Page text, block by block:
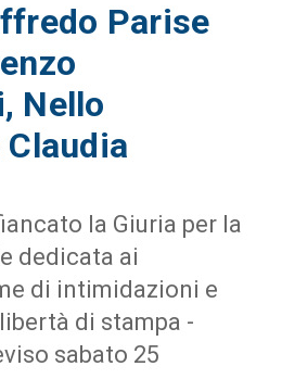
Parise
Nello
la Giuria per la
dedicata ai
di intimidazioni e
di stampa -
sabato 25